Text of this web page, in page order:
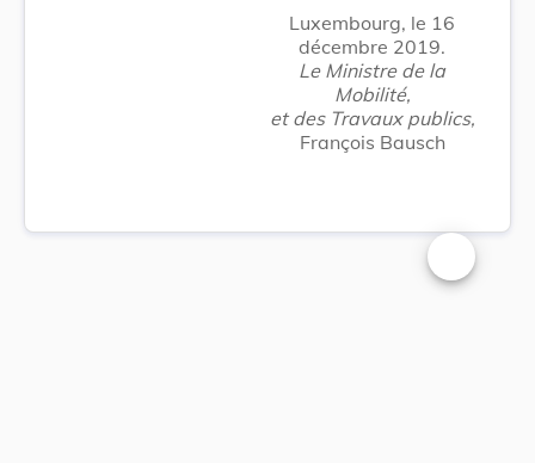
Luxembourg, le 16
décembre 2019.
Le Ministre de la
Mobilité,
et des Travaux publics,
François Bausch
Changer la